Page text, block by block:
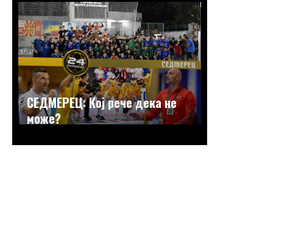
СЕДМЕРЕЦ: Кој рече дека не
може?